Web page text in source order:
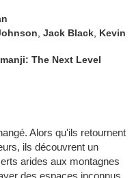
,Jack Black Kevin
The Next Level
Alors qu'ils retournent
ils découvrent un
arides aux montagnes
des espaces inconnus